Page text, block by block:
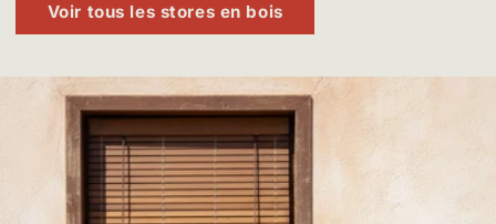
Voir tous les stores en bois